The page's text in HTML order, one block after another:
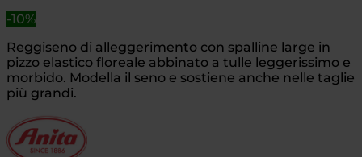
-10%
Reggiseno di alleggerimento con spalline large in
pizzo elastico floreale abbinato a tulle leggerissimo e
morbido. Modella il seno e sostiene anche nelle taglie
più grandi.